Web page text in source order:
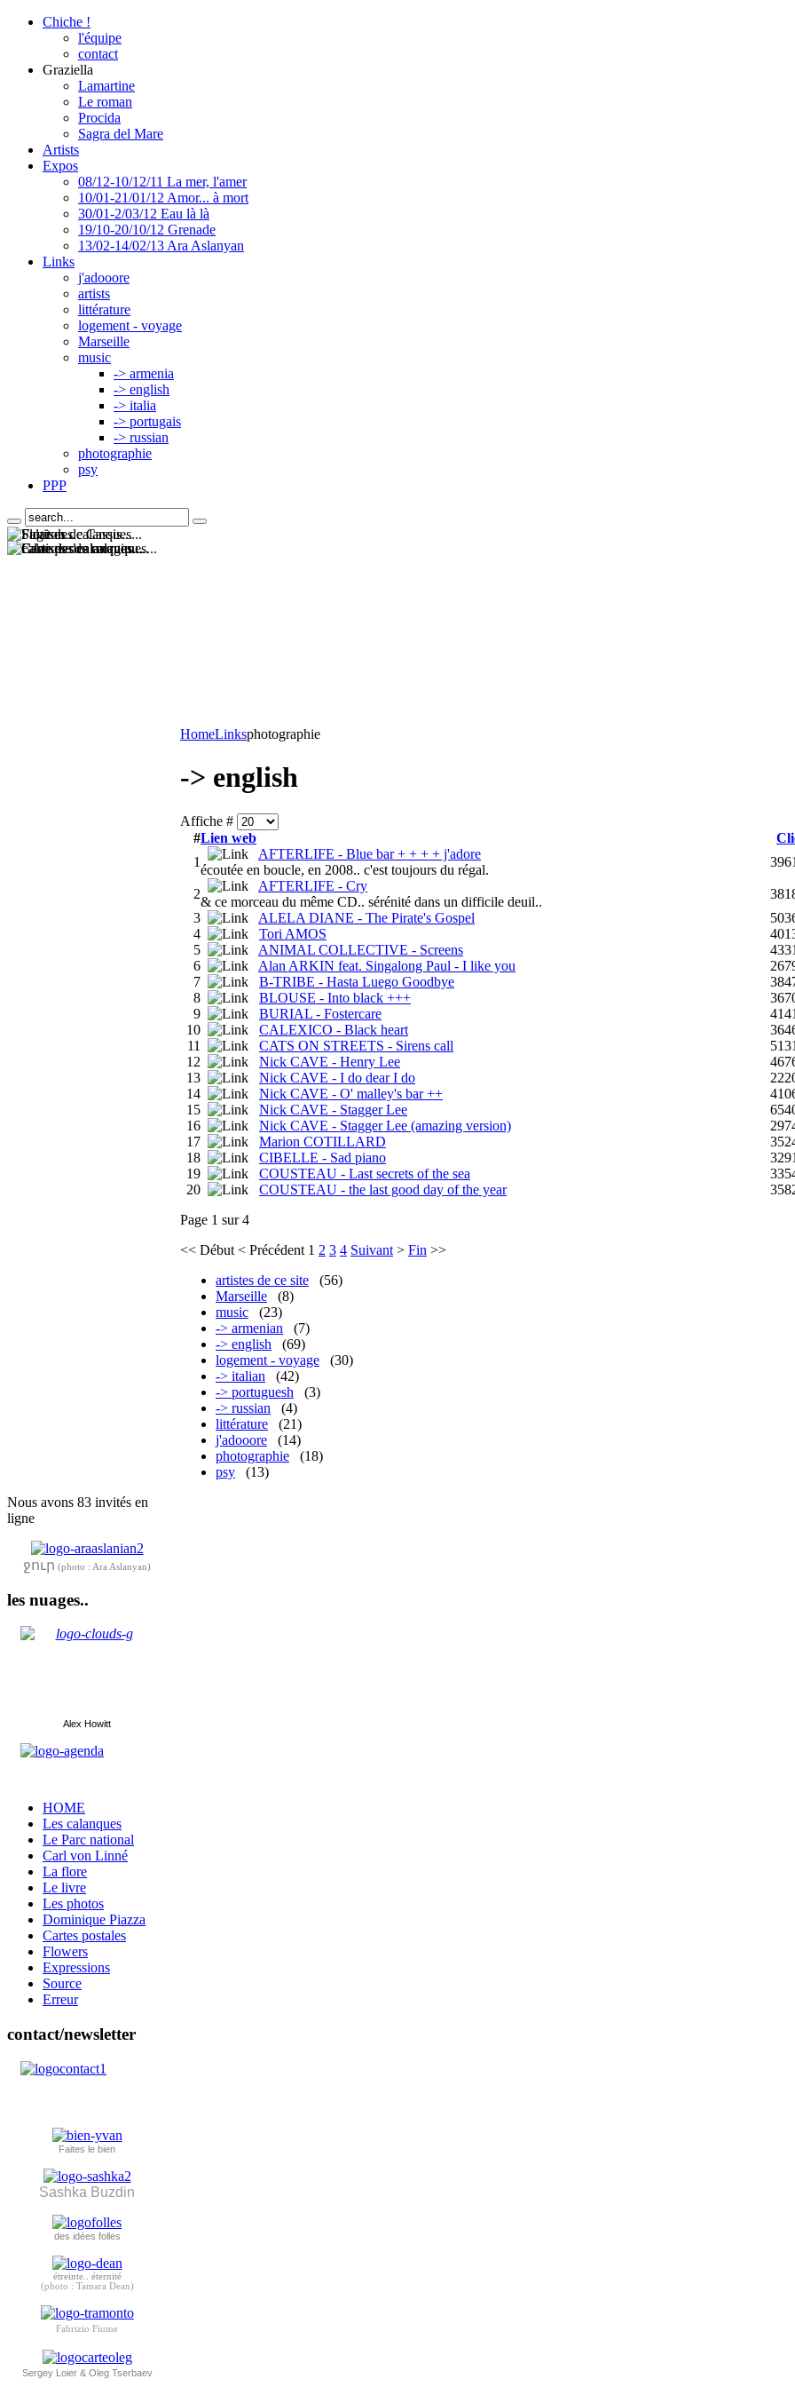
Chiche !
l'équipe
contact
Graziella
Lamartine
Le roman
Procida
Sagra del Mare
Artists
Expos
08/12-10/12/11 La mer, l'amer
10/01-21/01/12 Amor... à mort
30/01-2/03/12 Eau là là
19/10-20/10/12 Grenade
13/02-14/02/13 Ara Aslanyan
Links
j'adooore
artists
littérature
logement - voyage
Marseille
music
-> armenia
-> english
-> italia
-> portugais
-> russian
photographie
psy
PPP
HomeLinksphotographie
-> english
Affiche #
#Lien web
1
AFTERLIFE - Blue bar + + + + j'adore
écoutée en boucle, en 2008.. c'est toujours du régal.
3961
2
AFTERLIFE - Cry
& ce morceau du même CD.. sérénité dans un difficile deuil..
3
ALELA DIANE - The Pirate's Gospel
4
Tori AMOS
5
ANIMAL COLLECTIVE - Screens
4331
6
Alan ARKIN feat. Singalong Paul - I like you
7
B-TRIBE - Hasta Luego Goodbye
8
BLOUSE - Into black +++
9
BURIAL - Fostercare
4141
10
CALEXICO - Black heart
11
CATS ON STREETS - Sirens call
5131
12
Nick CAVE - Henry Lee
13
Nick CAVE - I do dear I do
14
Nick CAVE - O' malley's bar ++
15
Nick CAVE - Stagger Lee
16
Nick CAVE - Stagger Lee (amazing version)
17
Marion COTILLARD
18
CIBELLE - Sad piano
3291
19
COUSTEAU - Last secrets of the sea
20
COUSTEAU - the last good day of the year
Page 1 sur 4
<< Début < Précédent 1 2 3 4 Suivant > Fin >>
artistes de ce site
(56)
Marseille
(8)
music
(23)
-> armenian
(7)
-> english
(69)
logement - voyage
(30)
-> italian
(42)
-> portuguesh
(3)
-> russian
(4)
littérature
(21)
j'adooore
(14)
photographie
(18)
psy
(13)
Nous avons 83 invités en
ligne
ջուր (photo : Ara Aslanyan)
les nuages..
Alex Howitt
HOME
Les calanques
Le Parc national
Carl von Linné
La flore
Le livre
Les photos
Dominique Piazza
Cartes postales
Flowers
Expressions
Source
Erreur
contact/newsletter
Faites le bien
Sashka Buzdin
des idées folles
étreinte.. éternité
(photo : Tamara Dean)
Fabrizio Fiume
Sergey Loier & Oleg Tserbaev